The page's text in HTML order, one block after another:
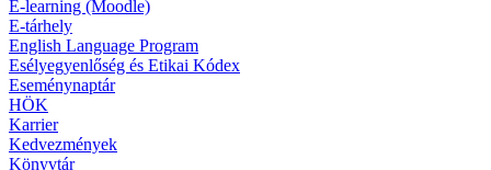
E-learning (Moodle)
E-tárhely
English Language Program
Esélyegyenlőség és Etikai Kódex
Eseménynaptár
HÖK
Karrier
Kedvezmények
Könyvtár